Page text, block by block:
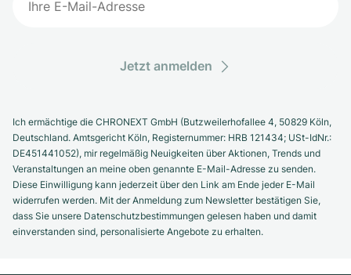
Jetzt anmelden
Ich ermächtige die CHRONEXT GmbH (Butzweilerhofallee 4, 50829 Köln,
Deutschland. Amtsgericht Köln, Registernummer: HRB 121434; USt-IdNr.:
DE451441052), mir regelmäßig Neuigkeiten über Aktionen, Trends und
Veranstaltungen an meine oben genannte E-Mail-Adresse zu senden.
Diese Einwilligung kann jederzeit über den Link am Ende jeder E-Mail
widerrufen werden. Mit der Anmeldung zum Newsletter bestätigen Sie,
dass Sie unsere Datenschutzbestimmungen gelesen haben und damit
einverstanden sind, personalisierte Angebote zu erhalten.